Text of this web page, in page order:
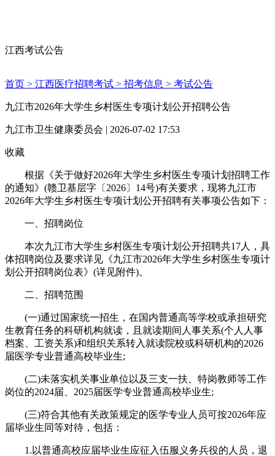
江西考试公告
首页 > 江西医疗招聘考试 > 招考信息 > 考试公告
九江市2026年大学生乡村医生专项计划公开招聘公告
九江市卫生健康委员会 | 2026-07-02 17:53
收藏
根据《关于做好2026年大学生乡村医生专项计划招聘工作
的通知》(赣卫基层字〔2026〕14号)有关要求，现将九江市
2026年大学生乡村医生专项计划公开招聘有关事项公告如下：
一、招聘岗位
本次九江市大学生乡村医生专项计划公开招聘共17人，具
体招聘岗位及要求详见《九江市2026年大学生乡村医生专项计
划公开招聘岗位表》(详见附件)。
二、招聘范围
(一)通过国家统一招生，在国内普通高等学校或承担研究
生教育任务的科研机构就读，且就读期间人事关系(个人人事
档案、工资关系)和组织关系转入就读院校或科研机构的2026
届医学专业普通高校毕业生;
(二)未落实机关事业单位以及三支一扶、特岗教师等工作
岗位的2024届、2025届医学专业普通高校毕业生;
(三)符合其他有关政策规定的医学专业人员可按2026年应
届毕业生同等对待，包括：
1.以普通高校应届毕业生应征入伍服义务兵役的人员，退